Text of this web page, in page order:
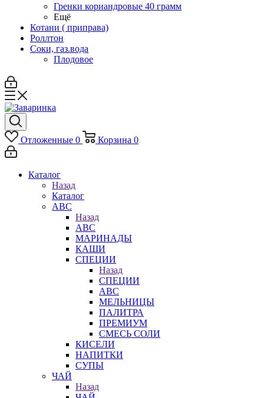
Гренки кориандровые 40 грамм
Ещё
Котани ( приправа)
Роллтон
Соки, газ.вода
Плодовое
Отложенные 0 Корзина 0
Каталог
Назад
Каталог
АВС
Назад
АВС
МАРИНАДЫ
КАШИ
СПЕЦИИ
Назад
СПЕЦИИ
АВС
МЕЛЬНИЦЫ
ПАЛИТРА
ПРЕМИУМ
СМЕСЬ СОЛИ
КИСЕЛИ
НАПИТКИ
СУПЫ
ЧАЙ
Назад